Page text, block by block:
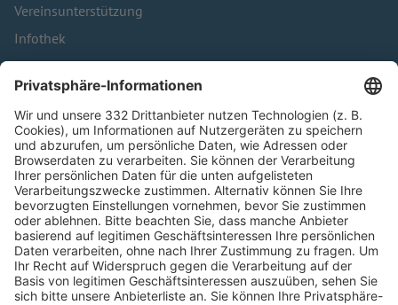
Vereinsunterstützung
Infothek
Kontakt
HÄUFIG BESUCHTE SEITEN
Pässe und Vereinswechsel
Trainerausbildung
Schulungsangebot Vereinsmitarbeiter
BFV-Geschäftsstellen
Trainerbörse
Login SpielPlus